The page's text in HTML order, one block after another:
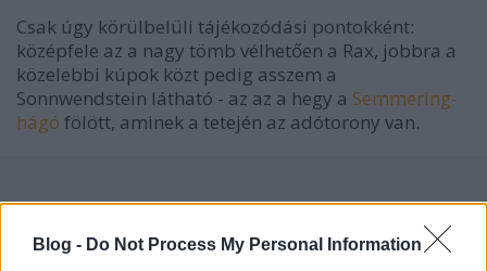
Blog - Do Not Process My Personal Information
Csak úgy körülbelüli tájékozódási pontokként:
középfele az a nagy tömb vélhetően a Rax, jobbra a
közelebbi kúpok közt pedig asszem a
Sonnwendstein látható - az az a hegy a Semmering-
hágó fölött, aminek a tetején az adótorony van.
Címkék: ausztria panoráma alpok semmering